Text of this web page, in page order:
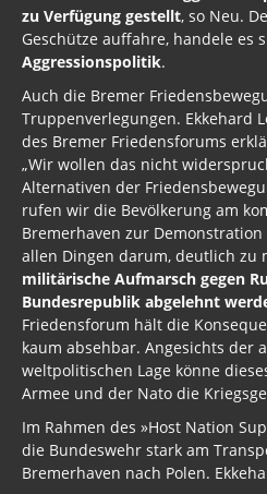
zu Verfügung gestellt, so Neu.
Geschütze auffahre, handele es
Aggressionspolitik.
Auch die Bremer
Truppenverlegungen. Ekkehard
des Bremer Friedensforums
„Wir wollen das nicht
Alternativen der
rufen wir die Bevölkerung am
Bremerhaven zur Demonstration
allen Dingen darum, deutlich zu
militärische Aufmarsch gegen
Bundesrepublik abgelehnt
Friedensforum hält die
kaum absehbar. Angesichts der
weltpolitischen Lage könne
Armee und der Nato die
Im Rahmen des »Host Nation
die Bundeswehr stark am
Bremerhaven nach Polen.